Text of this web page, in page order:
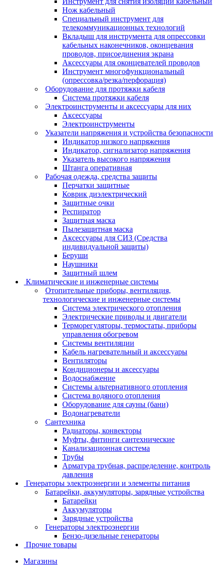
Нож кабельный
Специальный инструмент для
телекоммуникационных технологий
Вкладыш для инструмента для опрессовки
кабельных наконечников, оконцевания
проводов, присоединения экрана
Аксессуары для оконцевателей проводов
Инструмент многофункциональный
(опрессовка/резка/перфорация)
Оборудование для протяжки кабеля
Система протяжки кабеля
Электроинструменты и аксессуары для них
Аксессуары
Электроинструменты
Указатели напряжения и устройства безопасности
Индикатор низкого напряжения
Индикатор, сигнализатор напряжения
Указатель высокого напряжения
Штанга оперативная
Рабочая одежда, средства защиты
Перчатки защитные
Коврик диэлектрический
Защитные очки
Респиратор
Защитная маска
Пылезащитная маска
Аксессуары для СИЗ (Средства
индивидуальной защиты)
Беруши
Наушники
Защитный шлем
Климатические и инженерные системы
Отопительные приборы, вентиляция,
технологические и инженерные системы
Система электрического отопления
Электрические приводы и двигатели
Терморегуляторы, термостаты, приборы
управления обогревом
Системы вентиляции
Кабель нагревательный и аксессуары
Вентиляторы
Кондиционеры и аксессуары
Водоснабжение
Системы альтернативного отопления
Система водяного отопления
Оборудование для сауны (бани)
Водонагреватели
Сантехника
Радиаторы, конвекторы
Муфты, фитинги сантехнические
Канализационная система
Трубы
Арматура трубная, распределение, контроль
давления
Генераторы электроэнергии и элементы питания
Батарейки, аккумуляторы, зарядные устройства
Батарейки
Аккумуляторы
Зарядные устройства
Генераторы электроэнергии
Бензо-дизельные генераторы
Прочие товары
Магазины